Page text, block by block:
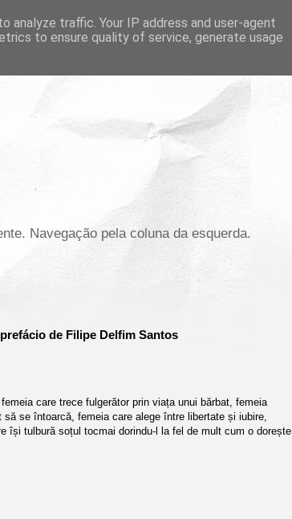
Navegação pela coluna da esquerda.
de Filipe Delfim Santos
care trece fulgerător prin viața unui bărbat, femeia
se întoarcă, femeia care alege între libertate și iubire,
își tulbură soțul tocmai dorindu‑l la fel de mult cum o dorește
analyze traffic. Your IP address and user-agent
to ensure quality of service, generate usage